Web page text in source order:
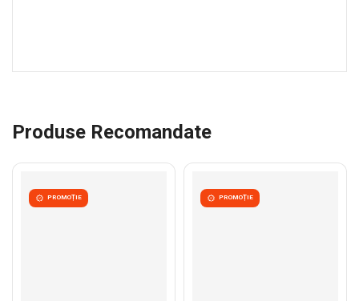
Produse Recomandate
PROMOȚIE PROMOȚIE